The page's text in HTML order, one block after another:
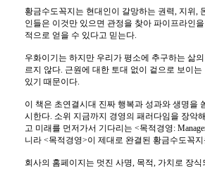
황금수도꼭지는 현대인이 갈망하는 권력, 지위,
인들은 이것만 있으면 관정을 찾아 파이프라인
적으로 얻을 수 있다고 믿는다.
우화이기는 하지만 우리가 평소에 추구하는 삶
르지 않다. 근원에 대한 토대 없이 겉으로 보이
있기 때문이다.
이 책은 초연결시대 진짜 행복과 성과와 생명을
시한다. 소위 지금까지 경영의 패러다임을 장악
고 미래를 먼저가서 기다리는 <목적경영:
니라 <목적경영>이 제대로 완결된 황금수도꼭
회사의 홈페이지는 멋진 사명, 목적, 가치로 장